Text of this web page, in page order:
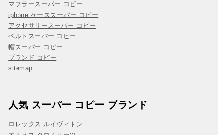
マフラースーパー コピー
iphone ケーススーパー コピー
アクセサリースーパー コピー
ベルトスーパー コピー
帽スーパー コピー
ブランド コピー
sitemap
人気 スーパー コピー ブランド
ロレックス ルイヴィトン